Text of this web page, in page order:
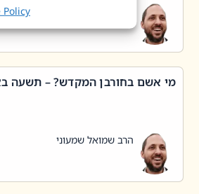
Policy
מי אשם בחורבן המקדש? – תשעה
הרב שמואל שמעוני